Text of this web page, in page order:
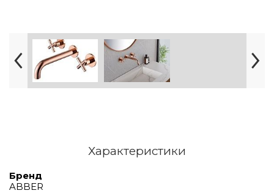
Характеристики
Бренд
ABBER